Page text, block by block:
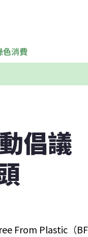
色消費
倡議
From Plastic（